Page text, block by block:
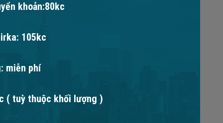
khoản:80kc
105kc
miễn phí
( tuỳ thuộc khối lượng )